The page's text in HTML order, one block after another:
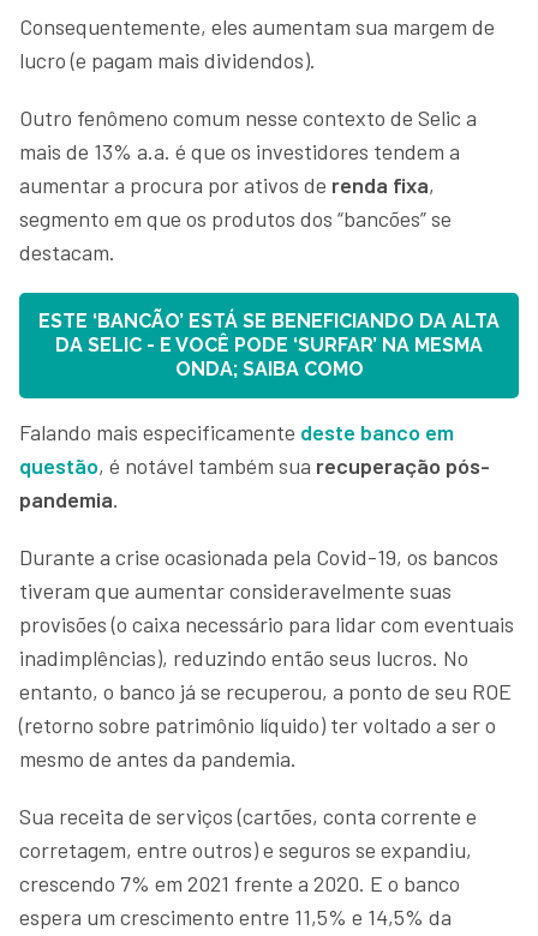
Consequentemente, eles aumentam sua margem de
lucro (e pagam mais dividendos).
Outro fenômeno comum nesse contexto de Selic a
mais de 13% a.a. é que os investidores tendem a
aumentar a procura por ativos de renda fixa,
segmento em que os produtos dos “bancões” se
destacam.
ESTE ‘BANCÃO’ ESTÁ SE BENEFICIANDO DA ALTA
DA SELIC - E VOCÊ PODE ‘SURFAR’ NA MESMA
ONDA; SAIBA COMO
Falando mais especificamente deste banco em
questão, é notável também sua recuperação pós-
pandemia.
Durante a crise ocasionada pela Covid-19, os bancos
tiveram que aumentar consideravelmente suas
provisões (o caixa necessário para lidar com eventuais
inadimplências), reduzindo então seus lucros. No
entanto, o banco já se recuperou, a ponto de seu ROE
(retorno sobre patrimônio líquido) ter voltado a ser o
mesmo de antes da pandemia.
Sua receita de serviços (cartões, conta corrente e
corretagem, entre outros) e seguros se expandiu,
crescendo 7% em 2021 frente a 2020. E o banco
espera um crescimento entre 11,5% e 14,5% da